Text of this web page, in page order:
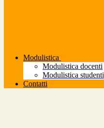
Modulistica
Modulistica docenti
Modulistica studenti
Contatti